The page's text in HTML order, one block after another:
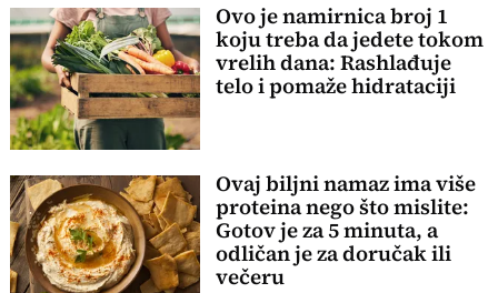
Ovo je namirnica broj 1
koju treba da jedete tokom
vrelih dana: Rashlađuje
telo i pomaže hidrataciji
Ovaj biljni namaz ima više
proteina nego što mislite:
Gotov je za 5 minuta, a
odličan je za doručak ili
večeru